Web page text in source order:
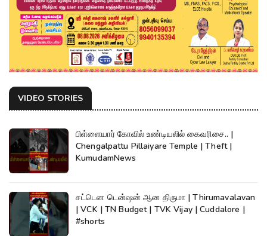
VIDEO STORIES
பிள்ளையார் கோவில் உண்டியலில் கைவரிசை.. |
Chengalpattu Pillaiyare Temple | Theft |
KumudamNews
சட்டென டென்ஷன் ஆன திருமா | Thirumavalavan
| VCK | TN Budget | TVK Vijay | Cuddalore |
#shorts